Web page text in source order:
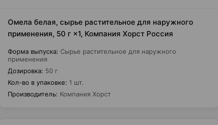
Омела белая, сырье растительное для наружного
применения, 50 г ×1, Компания Хорст Россия
Форма выпуска: Сырье растительное для наружного
применения
Дозировка: 50 г
Кол-во в упаковке: 1 шт.
Производитель: Компания Хорст